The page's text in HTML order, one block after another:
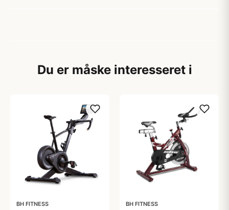
Du er måske interesseret i
BH FITNESS BH FITNESS